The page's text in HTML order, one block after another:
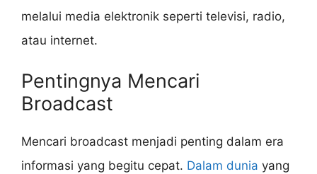
melalui media elektronik seperti televisi, radio,
atau internet.
Pentingnya Mencari
Broadcast
Mencari broadcast menjadi penting dalam era
informasi yang begitu cepat. Dalam dunia yang